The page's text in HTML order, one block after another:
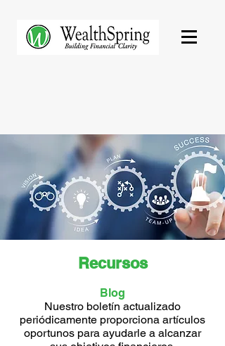
Recursos
Blog
Nuestro boletín actualizado
periódicamente proporciona artículos
oportunos para ayudarle a alcanzar